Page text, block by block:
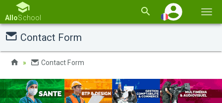
la
AlloSchool
Contact Form
Contact Form